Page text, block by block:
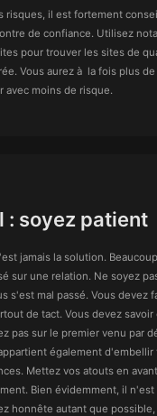
risques, il est fortement
de confiance. Utilisez
pour trouver les sites de
Vous aurez à la fois plus
avec moins de risque.
: soyez patient
jamais la solution.
sur une relation. Ne soyez
s'est mal passé. Vous devez
de tact. Vous devez
pas sur le premier venu par
également
Mettez vos atouts en
Bien évidemment, il
honnête autant que